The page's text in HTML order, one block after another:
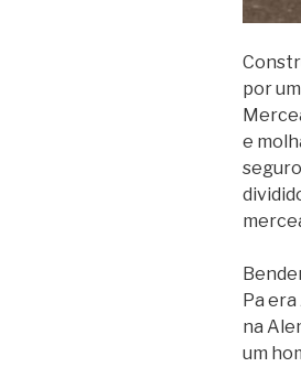
por
e
Pa
na
um